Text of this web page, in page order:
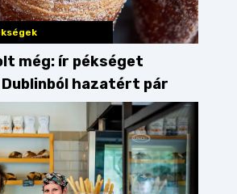
még: ír pékséget
hazatért pár